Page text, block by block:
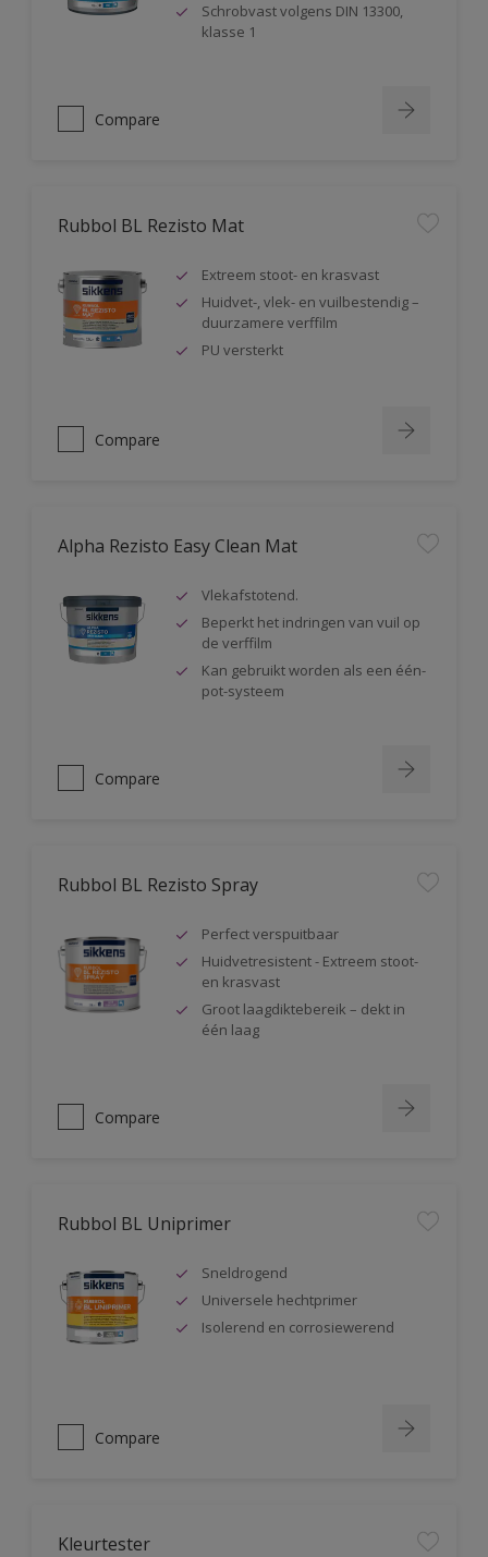
Schrobvast volgens DIN 13300,
klasse 1
Compare
Rubbol BL Rezisto Mat
Extreem stoot- en krasvast
Huidvet-, vlek- en vuilbestendig –
duurzamere verffilm
PU versterkt
Compare
Alpha Rezisto Easy Clean Mat
Vlekafstotend.
Beperkt het indringen van vuil op
de verffilm
Kan gebruikt worden als een één-
pot-systeem
Compare
Rubbol BL Rezisto Spray
Perfect verspuitbaar
Huidvetresistent - Extreem stoot-
en krasvast
Groot laagdiktebereik – dekt in
één laag
Compare
Rubbol BL Uniprimer
Sneldrogend
Universele hechtprimer
Isolerend en corrosiewerend
Compare
Kleurtester